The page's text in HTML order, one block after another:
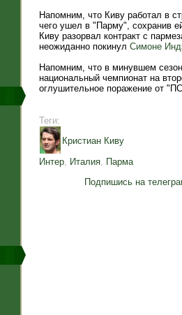
Напомним, что Киву работал в
чего ушел в "Парму", сохранив
Киву разорвал контракт с
неожиданно покинул Симоне
Напомним, что в минувшем
национальный чемпионат на
оглушительное поражение от
Теги:
Кристиан Киву
Интер, Италия, Парма
Подпишись на